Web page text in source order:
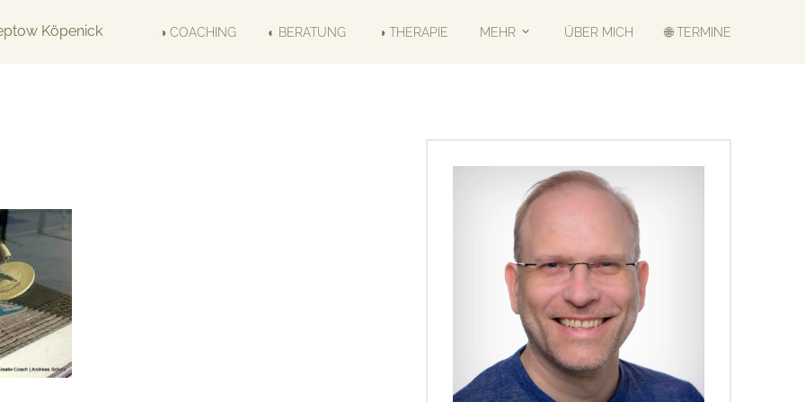
◑ COACHING ◐ BERATUNG ◑ THERAPIE MEHR ÜBER MICH 🌐 TERMINE